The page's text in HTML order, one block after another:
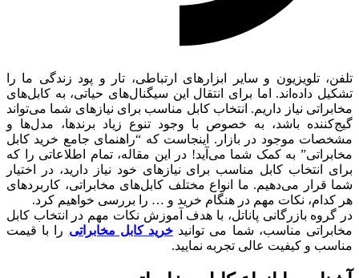
تلفن، تلویزیون و سایر ابزارهای ارتباطی، تار و پود زندگی ما را
تشکیل داده‌اند. اما برای انتقال این سیگنال‌های حیاتی، به کابل‌های
مخابراتی نیاز داریم. انتخاب کابل مناسب برای نیازهای شما می‌تواند
گیج‌کننده باشد، به خصوص با وجود تنوع زیاد برندها، مدل‌ها و
مشخصات موجود در بازار. اینجاست که “راهنمای جامع خرید کابل
مخابراتی” به کمک شما می‌آید! در این مقاله، تمام اطلاعاتی را که
برای انتخاب کابل مناسب برای نیازهای خود نیاز دارید، در اختیار
شما قرار می‌دهیم. ما انواع مختلف کابل‌های مخابراتی، کاربردهای
هر کدام، نکات مهم در هنگام خرید و … را بررسی خواهیم کرد.
در گروه بازرگانی پاناتل، با هدف آموزش نکات مهم در انتخاب کابل
مخابراتی مناسب، شما می توانید خرید کابل مخابراتی را با قیمت
مناسب و کیفیت عالی تجربه نمایید.